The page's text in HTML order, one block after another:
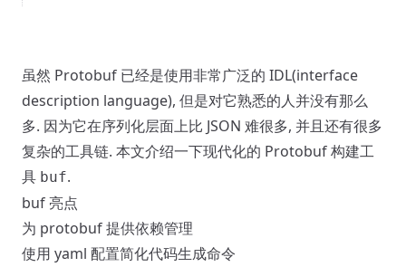
虽然 Protobuf 已经是使用非常广泛的 IDL(interface
description language), 但是对它熟悉的人并没有那么
多. 因为它在序列化层面上比 JSON 难很多, 并且还有很多
复杂的工具链. 本文介绍一下现代化的 Protobuf 构建工
具 buf.
buf 亮点
为 protobuf 提供依赖管理
使用 yaml 配置简化代码生成命令